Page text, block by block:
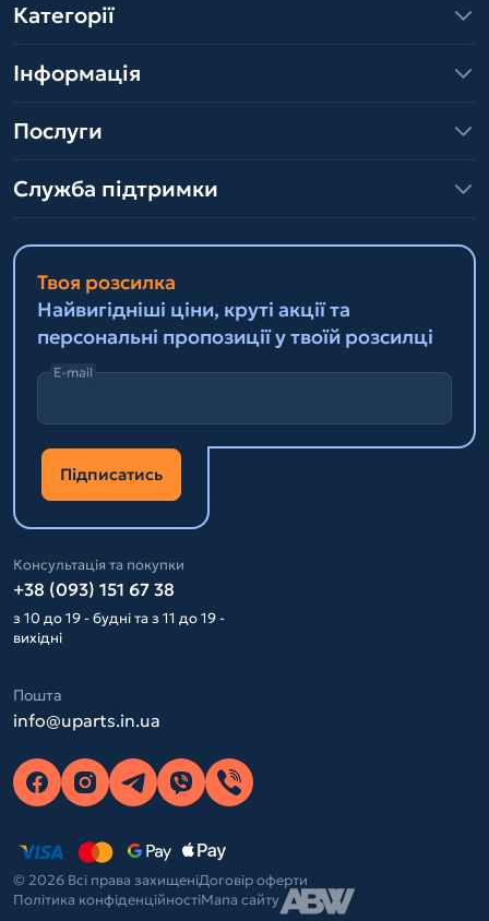
Категорії
Інформація
Послуги
Служба підтримки
Твоя розсилка
Найвигідніші ціни, круті акції та
персональні пропозиції у твоїй розсилці
E-mail
Підписатись
Консультація та покупки
+38 (093) 151 67 38
з 10 до 19 - будні та з 11 до 19 -
вихідні
Пошта
info@uparts.in.ua
© 2026 Всі права захищеніДоговір оферти
Політика конфіденційностіМапа сайту